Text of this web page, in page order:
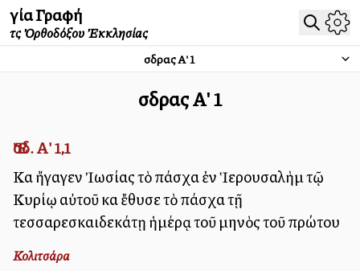
Ἁγία Γραφή
τῆς Ὀρθοδόξου Ἐκκλησίας
Ἔσδρας Α'1
Ἔσδρας Α'1
Ἔσδ. Α' 1,1
Καὶ ἤγαγεν Ἰωσίας τὸ πάσχα ἐν Ἱερουσαλὴμ τῷ
Κυρίῳ αὐτοῦ καὶ ἔθυσε τὸ πάσχα τῇ
τεσσαρεσκαιδεκάτῃ ἡμέρᾳ τοῦ μηνὸς τοῦ πρώτου
Κολιτσάρα